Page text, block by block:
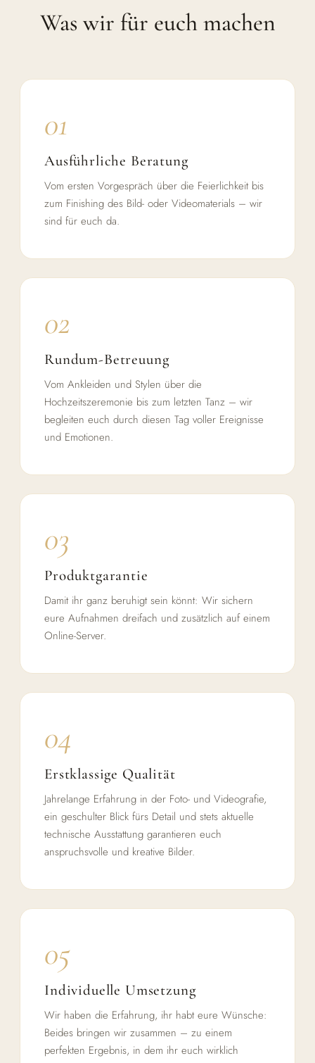
Was wir für euch machen
01
Ausführliche Beratung
Vom ersten Vorgespräch über die Feierlichkeit bis
zum Finishing des Bild- oder Videomaterials – wir
sind für euch da.
02
Rundum-Betreuung
Vom Ankleiden und Stylen über die
Hochzeitszeremonie bis zum letzten Tanz – wir
begleiten euch durch diesen Tag voller Ereignisse
und Emotionen.
03
Produktgarantie
Damit ihr ganz beruhigt sein könnt: Wir sichern
eure Aufnahmen dreifach und zusätzlich auf einem
Online-Server.
04
Erstklassige Qualität
Jahrelange Erfahrung in der Foto- und Videografie,
ein geschulter Blick fürs Detail und stets aktuelle
technische Ausstattung garantieren euch
anspruchsvolle und kreative Bilder.
05
Individuelle Umsetzung
Wir haben die Erfahrung, ihr habt eure Wünsche:
Beides bringen wir zusammen – zu einem
perfekten Ergebnis, in dem ihr euch wirklich